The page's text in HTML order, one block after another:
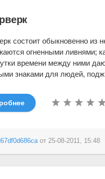
состоит обыкновенно из
огненными ливнями;
времени между ними
знаками для людей,
от25-08-2011, 15:48